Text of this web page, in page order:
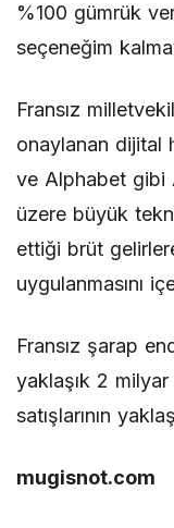
%100 gümrük
seçeneğim
Fransız
onaylanan dijital
ve Alphabet gibi
üzere büyük
ettiği brüt
uygulanmasını
Fransız şarap
yaklaşık 2
satışlarının
mugisnot.com